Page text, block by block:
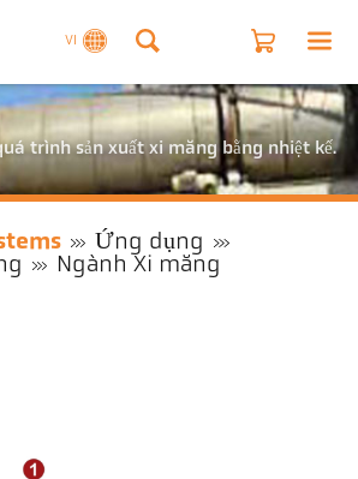
VI
trình sản xuất xi măng bằng nhiệt kế.
Ứng dụng
Ngành Xi măng